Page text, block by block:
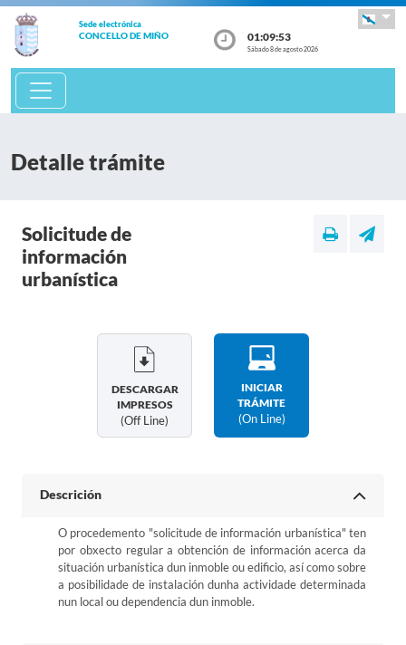
Sede electrónica
CONCELLO DE MIÑO 01:09:53
Sábado 8 de agosto 2026
Detalle trámite
Solicitude de
información
urbanística
DESCARGAR
IMPRESOS
(off Line)
INICIAR
TRÁMITE
(on Line)
Descrición
O procedemento "solicitude de información urbanística" ten
por obxecto regular a obtención de información acerca da
situación urbanística dun inmoble ou edificio, así como sobre
a posibilidade de instalación dunha actividade determinada
nun local ou dependencia dun inmoble.